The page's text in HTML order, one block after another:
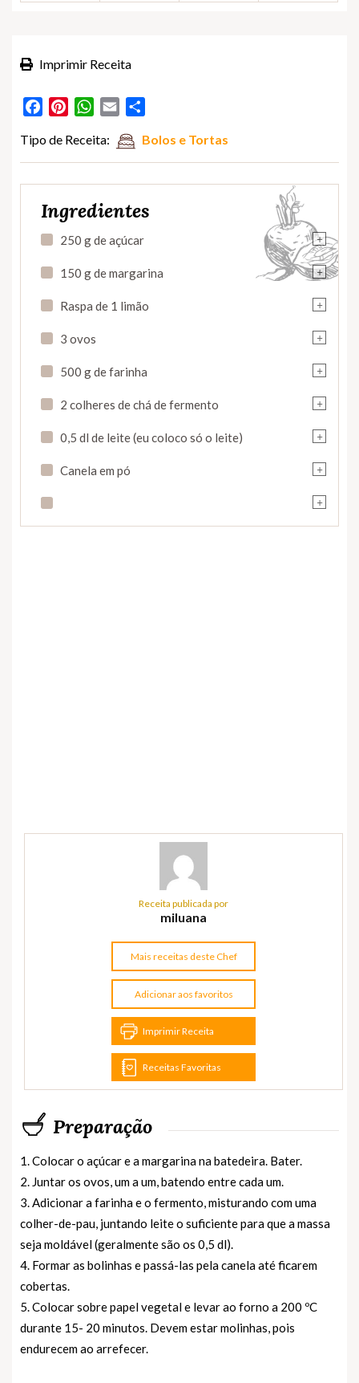
Imprimir Receita
FacebookPinterestWhatsApp
Email
Tipo de Receita: Bolos e Tortas
Ingredientes
+
250 g de açúcar
+
150 g de margarina
+
Raspa de 1 limão
+
3 ovos
+
500 g de farinha
+
2 colheres de chá de fermento
+
0,5 dl de leite (eu coloco só o leite)
+
Canela em pó
+
Receita publicada por
miluana
Mais receitas deste Chef
Adicionar aos favoritos
Imprimir Receita
Receitas Favoritas
Preparação
1. Colocar o açúcar e a margarina na batedeira. Bater.
2. Juntar os ovos, um a um, batendo entre cada um.
3. Adicionar a farinha e o fermento, misturando com uma
colher-de-pau, juntando leite o suficiente para que a massa
seja moldável (geralmente são os 0,5 dl).
4. Formar as bolinhas e passá-las pela canela até ficarem
cobertas.
5. Colocar sobre papel vegetal e levar ao forno a 200 ºC
durante 15- 20 minutos. Devem estar molinhas, pois
endurecem ao arrefecer.